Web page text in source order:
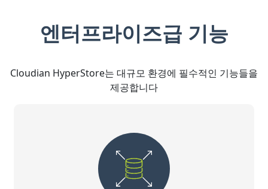
엔터프라이즈급 기능
Cloudian HyperStore는 대규모 환경에 필수적인 기능들을
제공합니다